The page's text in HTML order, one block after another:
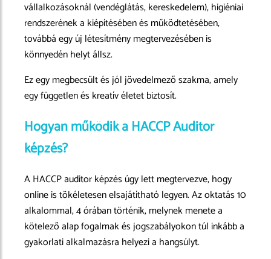
vállalkozásoknál (vendéglátás, kereskedelem), higiéniai
rendszerének a kiépítésében és működtetésében,
továbbá egy új létesítmény megtervezésében is
könnyedén helyt állsz.
Ez egy megbecsült és jól jövedelmező szakma, amely
egy független és kreatív életet biztosít.
Hogyan működik a HACCP Auditor
képzés?
A HACCP auditor képzés úgy lett megtervezve, hogy
online is tökéletesen elsajátítható legyen. Az oktatás 10
alkalommal, 4 órában történik, melynek menete a
kötelező alap fogalmak és jogszabályokon túl inkább a
gyakorlati alkalmazásra helyezi a hangsúlyt.